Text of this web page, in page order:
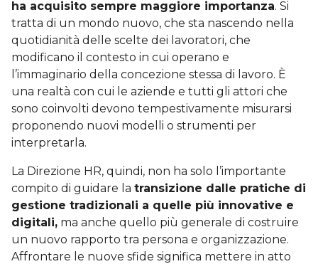
ha acquisito sempre maggiore importanza. Si
tratta di un mondo nuovo, che sta nascendo nella
quotidianità delle scelte dei lavoratori, che
modificano il contesto in cui operano e
l’immaginario della concezione stessa di lavoro. È
una realtà con cui le aziende e tutti gli attori che
sono coinvolti devono tempestivamente misurarsi
proponendo nuovi modelli o strumenti per
interpretarla.
La Direzione HR, quindi, non ha solo l’importante
compito di guidare la transizione dalle pratiche di
gestione tradizionali a quelle più innovative e
digitali, ma anche quello più generale di costruire
un nuovo rapporto tra persona e organizzazione.
Affrontare le nuove sfide significa mettere in atto